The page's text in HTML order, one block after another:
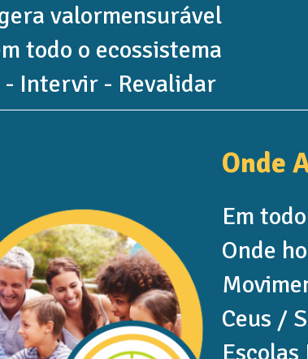
valormensurável
todo o ecossistema
- Intervir - Revalidar
Onde
Em
Onde
Ceus /